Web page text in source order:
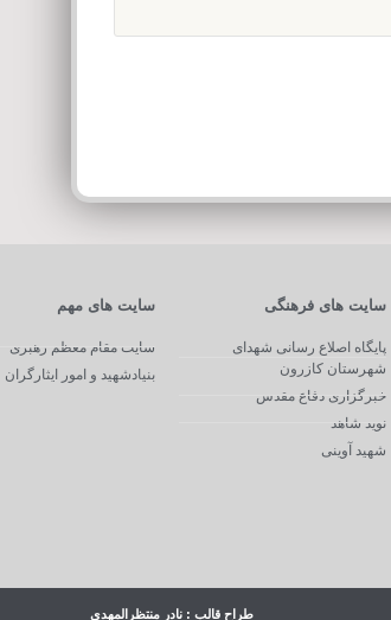
سایت های فرهنگی
پایگاه اصلاع رسانی شهدای
شهرستان کازرون
خبرگزاری دفاع مقدس
نوید شاهد
شهید آوینی
سایت های مهم
سایت مقام معظم رهبری
بنیادشهید و امور ایثارگران
طراح قالب : نادر منتظرالمهدی